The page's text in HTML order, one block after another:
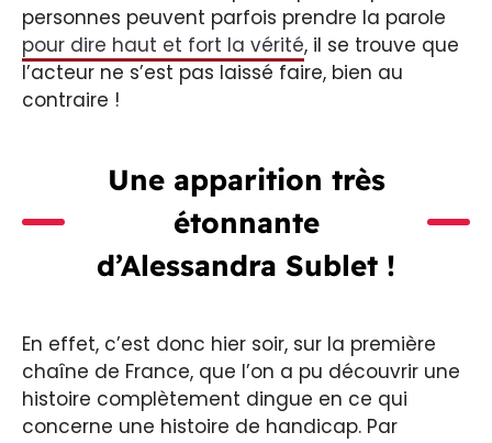
personnes peuvent parfois prendre la parole
pour dire haut et fort la vérité, il se trouve que
l’acteur ne s’est pas laissé faire, bien au
contraire !
Une apparition très
étonnante
d’Alessandra Sublet !
En effet, c’est donc hier soir, sur la première
chaîne de France, que l’on a pu découvrir une
histoire complètement dingue en ce qui
concerne une histoire de handicap. Par